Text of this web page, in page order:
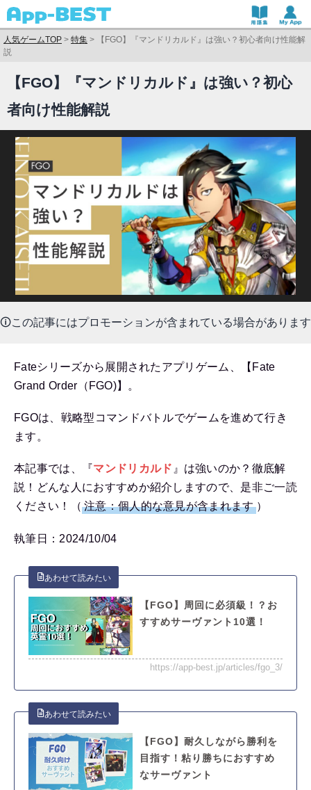
人気ゲームTOP > 特集 >
【FGO】『マンドリカルド』は強い？初心者向け性能解
説
【FGO】『マンドリカルド』は強い？初心
者向け性能解説
🛈この記事にはプロモーションが含まれている場合があります
Fateシリーズから展開されたアプリゲーム、【Fate
Grand Order（FGO)】。
FGOは、戦略型コマンドバトルでゲームを進めて行き
ます。
本記事では、『マンドリカルド 』は強いのか？徹底解
説！どんな人におすすめか紹介しますので、是非ご一読
ください！（ 注意：個人的な意見が含まれます）
執筆日：2024/10/04
【FGO】周回に必須級！？お
すすめサーヴァント10選！
https://app-best.jp/articles/fgo_3/
【FGO】耐久しながら勝利を
目指す！粘り勝ちにおすすめ
なサーヴァント